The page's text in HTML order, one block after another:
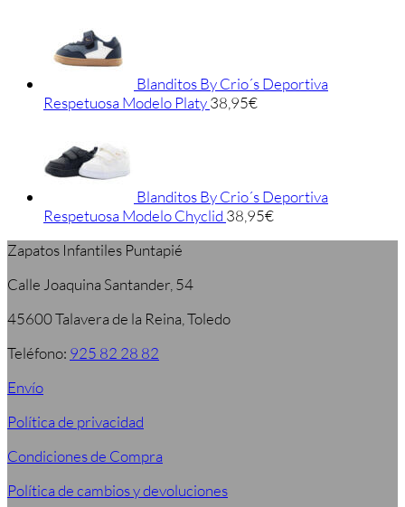
Blanditos By Crio´s Deportiva
Respetuosa Modelo Platy38,95€
Blanditos By Crio´s Deportiva
Respetuosa Modelo Chyclid 38,95€
Zapatos Infantiles Puntapié
Calle Joaquina Santander, 54
45600 Talavera de la Reina, Toledo
Teléfono: 925 82 28 82
Envío
Política de privacidad
Condiciones de Compra
Política de cambios y devoluciones